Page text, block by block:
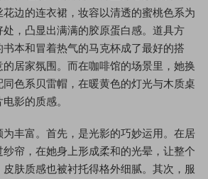
边的连衣裙，妆容以清透的蜜桃色系为
，凸显出满满的胶原蛋白感。道具方
本和冒着热气的马克杯成了最好的搭
居家氛围。而在咖啡馆的场景里，她换
色系贝雷帽，在暖黄色的灯光与木质桌
影的质感。
丰富。首先，是光影的巧妙运用。在居
帘，在她身上形成柔和的光晕，让整个
肤质感也被衬托得格外细腻。其次，服